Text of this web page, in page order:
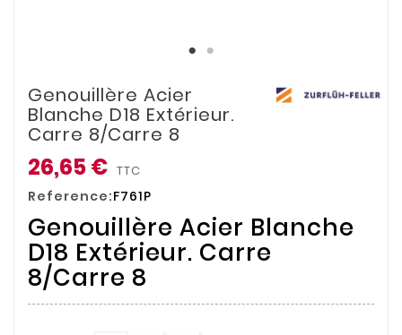
Genouillère Acier
Blanche D18 Extérieur.
Carre 8/Carre 8
26,65 € TTC
Reference:F761P
Genouillère Acier Blanche
D18 Extérieur. Carre
8/Carre 8